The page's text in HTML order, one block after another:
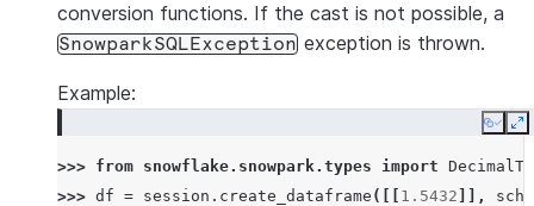
conversion functions. If the cast is not possible, a
SnowparkSQLException exception is thrown.
Example:
Copy
>>> from snowflake.snowpark.types import
>>> df = session . create_dataframe ([[ 1.5432 ]],